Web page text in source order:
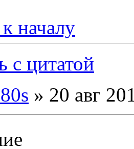
началу
с цитатой
» 20 авг